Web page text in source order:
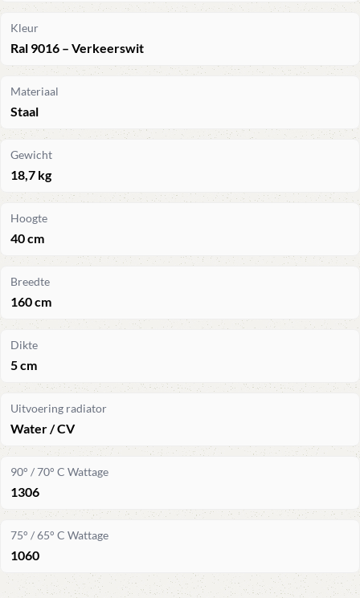
Kleur
Ral 9016 – Verkeerswit
Materiaal
Staal
Gewicht
18,7 kg
Hoogte
40 cm
Breedte
160 cm
Dikte
5 cm
Uitvoering radiator
Water / CV
90° / 70° C Wattage
1306
75° / 65° C Wattage
1060